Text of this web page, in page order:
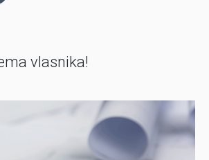
vlasnika!